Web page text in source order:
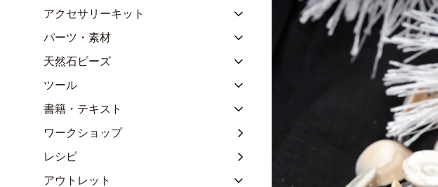
アクセサリーキット
パーツ・素材
天然石ビーズ
ツール
書籍・テキスト
ワークショップ
レシピ
アウトレット